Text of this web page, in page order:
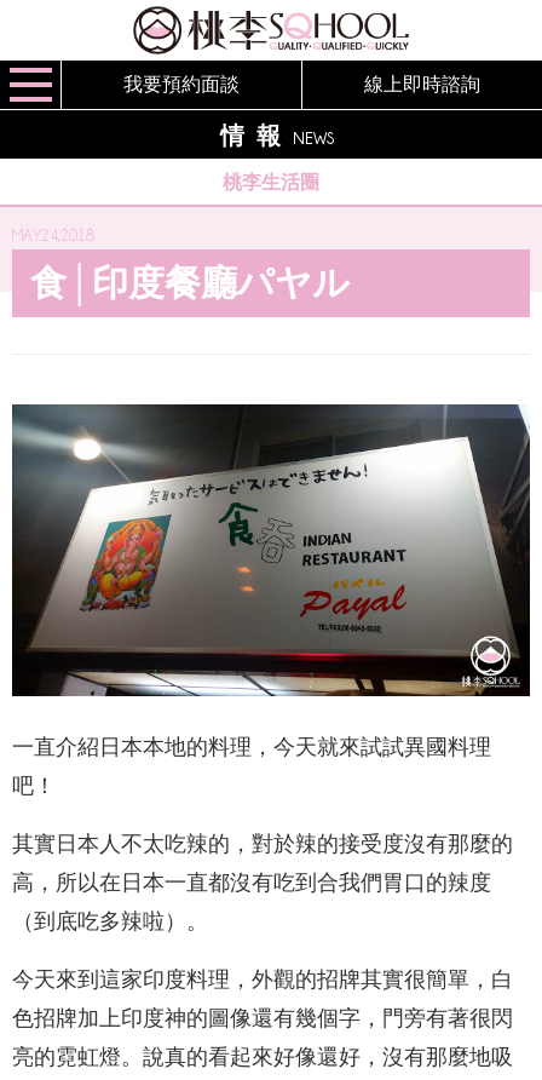
我要預約面談 線上即時諮詢
情報 NEWS
桃李生活圈
MAY.24,2018
食│印度餐廳パヤル
一直介紹日本本地的料理，今天就來試試異國料理
吧！
其實日本人不太吃辣的，對於辣的接受度沒有那麼的
高，所以在日本一直都沒有吃到合我們胃口的辣度
（到底吃多辣啦）。
今天來到這家印度料理，外觀的招牌其實很簡單，白
色招牌加上印度神的圖像還有幾個字，門旁有著很閃
亮的霓虹燈。說真的看起來好像還好，沒有那麼地吸